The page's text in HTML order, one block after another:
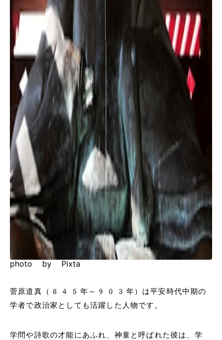
photo by Pixta
菅原道真（845年～903年）は平安時代中期の
学者で政治家としても活躍した人物です。
学問や詩歌の才能にあふれ、神童と呼ばれた彼は、学